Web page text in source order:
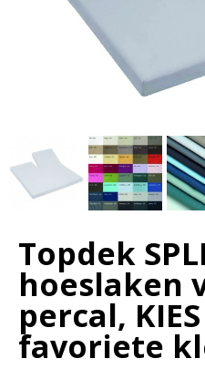
Topdek
hoeslaken
percal,
favoriete